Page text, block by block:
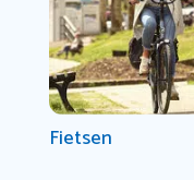
Fietsen